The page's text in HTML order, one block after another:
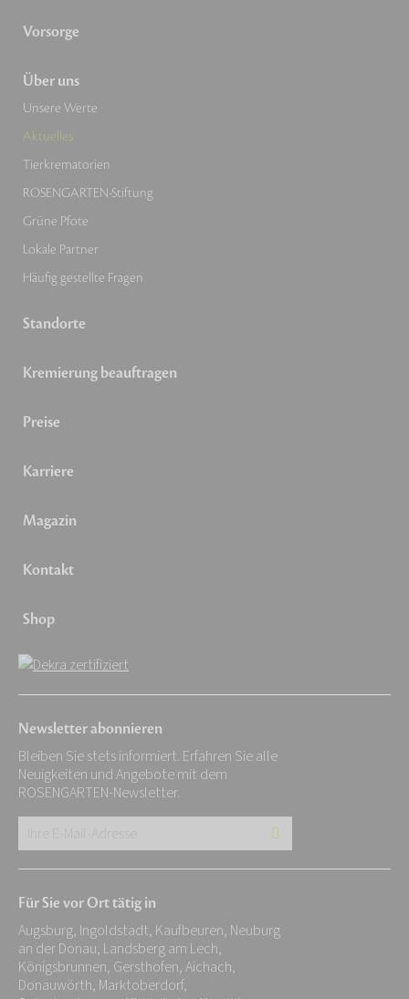
Vorsorge
Über uns
Unsere Werte
Aktuelles
Tierkrematorien
ROSENGARTEN-Stiftung
Grüne Pfote
Lokale Partner
Häufig gestellte Fragen
Standorte
Kremierung beauftragen
Preise
Karriere
Magazin
Kontakt
Shop
Newsletter abonnieren
Bleiben Sie stets informiert. Erfahren Sie alle
Neuigkeiten und Angebote mit dem
ROSENGARTEN-Newsletter.
Adresse:
*
Für Sie vor Ort tätig in
Augsburg, Ingoldstadt, Kaufbeuren, Neuburg
an der Donau, Landsberg am Lech,
Königsbrunnen, Gersthofen, Aichach,
Donauwörth, Marktoberdorf,